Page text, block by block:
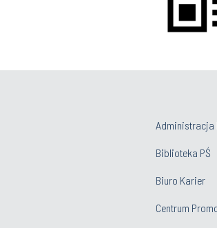
Administracja
Biblioteka PŚ
Biuro Karier
Centrum